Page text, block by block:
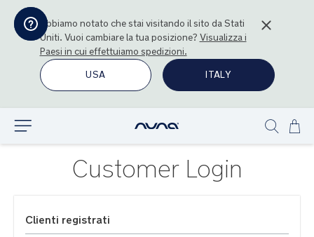
Abbiamo notato che stai visitando il sito daStati
Uniti. Vuoi cambiare la tua posizione? Visualizza i
Paesi in cui effettuiamo spedizioni.
USA
ITALY
Customer Login
Clienti registrati